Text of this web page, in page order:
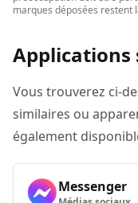
marques déposées
Applications
Vous trouverez ci-
similaires ou
également
Messenger